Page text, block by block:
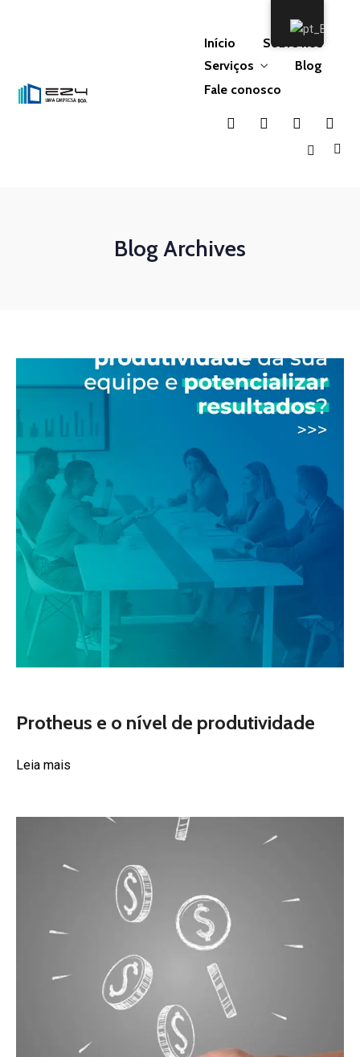
Início
Sobre nós
Serviços
Blog
Fale conosco
Blog Archives
Protheus e o nível de produtividade
Leia mais